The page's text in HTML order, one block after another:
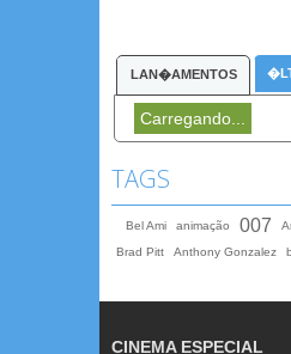
LAN�AMENTOS
Carregando...
TAGS
Bel Ami animação 007
Brad Pitt
Anthony Gonzalez
CINEMA ESPECIAL